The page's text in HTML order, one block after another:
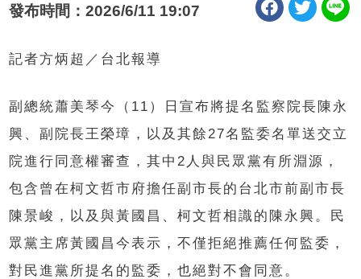
發布時間：2026/6/11 19:07
記者方炳超／台北報導
副總統蕭美琴今（11）日宣布將提名監察院長陳永
興、副院長王榮璋，以及其餘27名監委名單送交立
院進行同意權審查，其中2人與民眾黨有所淵源，
包含曾在柯文哲市府擔任副市長的台北市前副市長
陳景峻，以及與黃國昌、柯文哲相識的陳永興。民
眾黨主席黃國昌今表示，不僅拒絕推薦任何監委，
對民進黨所提名的監委，也絕對不會同意。